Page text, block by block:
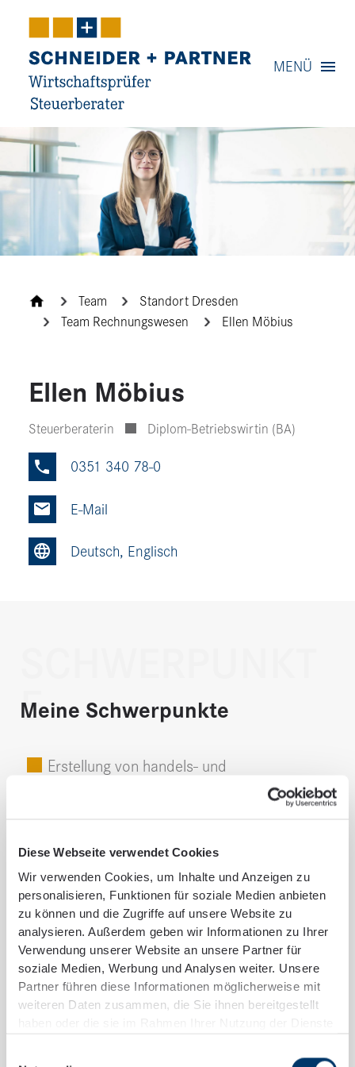
Diese Webseite verwendet Cookies
Wir verwenden Cookies, um Inhalte und Anzeigen zu
personalisieren, Funktionen für soziale Medien anbieten
zu können und die Zugriffe auf unsere Website zu
analysieren. Außerdem geben wir Informationen zu Ihrer
Verwendung unserer Website an unsere Partner für
soziale Medien, Werbung und Analysen weiter. Unsere
Partner führen diese Informationen möglicherweise mit
weiteren Daten zusammen, die Sie ihnen bereitgestellt
Inhalt
Service
MENÜ
Team
Standort Dresden
Team Rechnungswesen
Ellen Möbius
Ellen Möbius
Steuerberaterin Diplom-Betriebswirtin (BA)
0351 340 78-0
Deutsch, Englisch
E
Meine Schwerpunkte
Erstellung von handels- und
steuerrechtlichen Jahresabschlüssen
Kapitalgesellschaften und
Personengesellschaften
Begleitung Betriebsprüfungen
Betreuung von Unternehmensgruppen